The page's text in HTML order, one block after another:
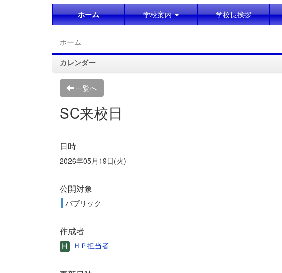
ホーム 学校案内 学校長挨拶
ホーム
カレンダー
一覧へ
SC来校日
日時
2026年05月19日(火)
公開対象
パブリック
作成者
ＨＰ担当者